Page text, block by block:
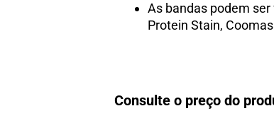
As bandas podem ser
Protein Stain,
Consulte o preço do